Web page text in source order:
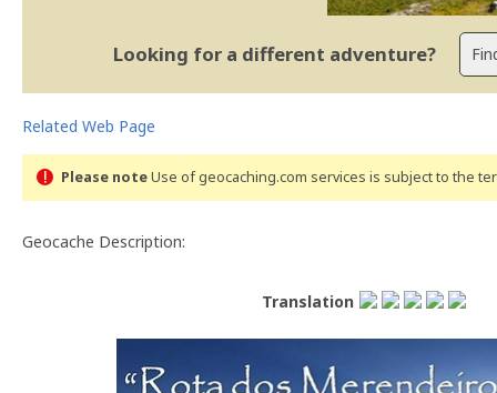
Looking for a different adventure?
Related Web Page
Please noteUse of geocaching.com services is subject to the
Geocache Description:
Translation